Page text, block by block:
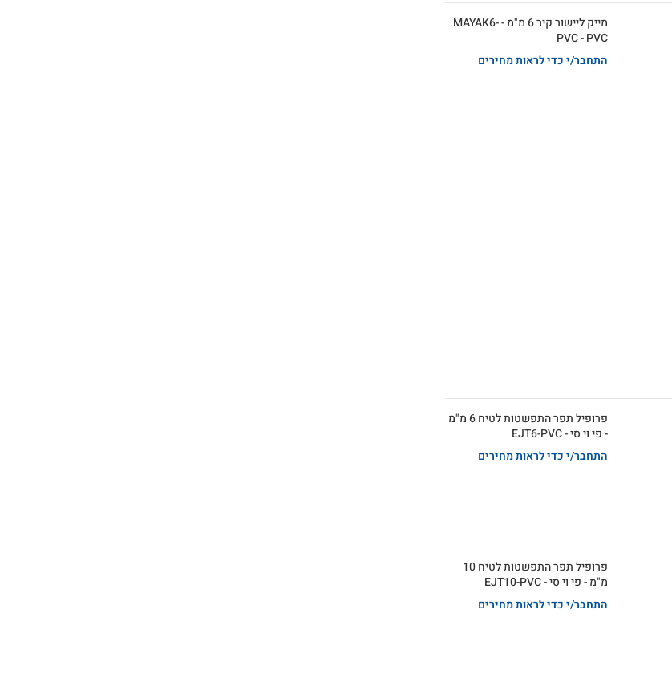
מייק ליישור קיר 6 מ"מ - MAYAK6-
PVC - PVC
התחבר/י כדי לראות מחירים
פרופיל תפר התפשטות לטיח 6 מ"מ
- פי וי סי - EJT6-PVC
התחבר/י כדי לראות מחירים
פרופיל תפר התפשטות לטיח 10
מ"מ - פי וי סי - EJT10-PVC
התחבר/י כדי לראות מחירים